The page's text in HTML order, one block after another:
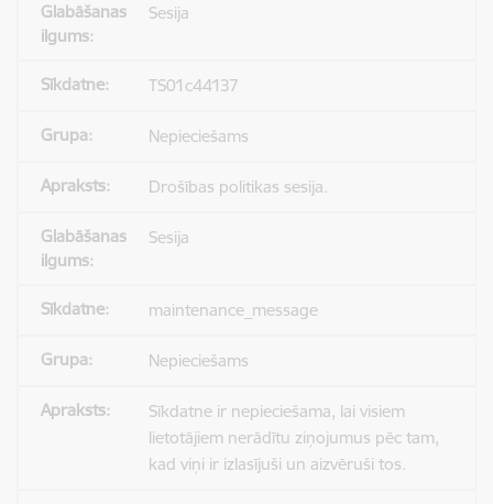
Sesija
TS01c44137
Nepieciešams
Drošības politikas sesija.
Sesija
maintenance_message
Nepieciešams
Sīkdatne ir nepieciešama, lai visiem
lietotājiem nerādītu ziņojumus pēc tam,
kad viņi ir izlasījuši un aizvēruši tos.